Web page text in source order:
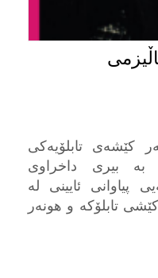
کێشەى تابلۆیەکى
بیرى داخراوى
ئایینى لە
تابلۆکە و هونەر